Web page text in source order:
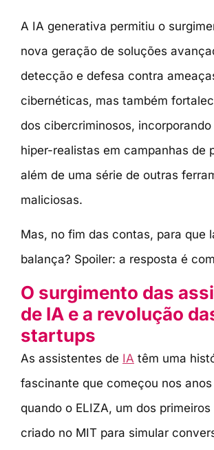
A IA generativa permitiu o
nova geração de soluções
detecção e defesa contra
cibernéticas, mas também
dos cibercriminosos,
hiper-realistas em campanhas de
além de uma série de outras
maliciosas.
Mas, no fim das contas, para que
balança? Spoiler: a resposta é
O surgimento das
de IA e a revolução
startups
As assistentes de IA têm uma
fascinante que começou nos anos
quando o ELIZA, um dos
criado no MIT para simular